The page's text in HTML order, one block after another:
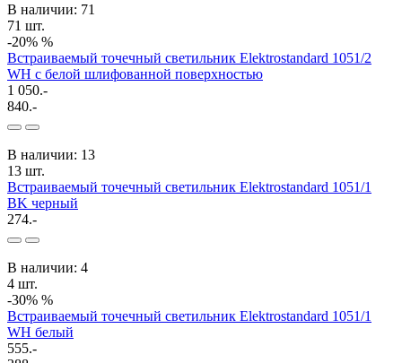
В наличии: 71
71 шт.
-20% %
Встраиваемый точечный светильник Elektrostandard 1051/2
WH с белой шлифованной поверхностью
1 050.-
840.-
В наличии: 13
13 шт.
Встраиваемый точечный светильник Elektrostandard 1051/1
BK черный
274.-
В наличии: 4
4 шт.
-30% %
Встраиваемый точечный светильник Elektrostandard 1051/1
WH белый
555.-